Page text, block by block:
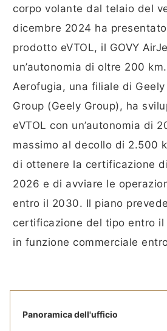
corpo volante dal telaio del
dicembre 2024 ha
prodotto eVTOL, il GOVY
un’autonomia di oltre 200 km.
Aerofugia, una filiale di
Group (Geely Group), ha
eVTOL con un’autonomia di
massimo al decollo di 2.500
di ottenere la certificazione
2026 e di avviare le
entro il 2030. Il piano
certificazione del tipo entro
in funzione commerciale
Panoramica dell'ufficio